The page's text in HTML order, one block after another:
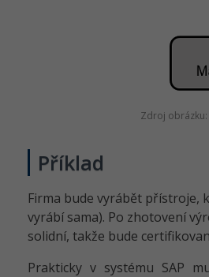
Zdroj
Příklad
Firma bude vyrábět přístroje,
vyrábí sama). Po zhotovení
solidní, takže bude
Prakticky v systému SAP